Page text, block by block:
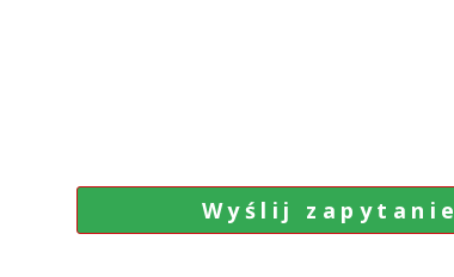
Wyślij zapytanie